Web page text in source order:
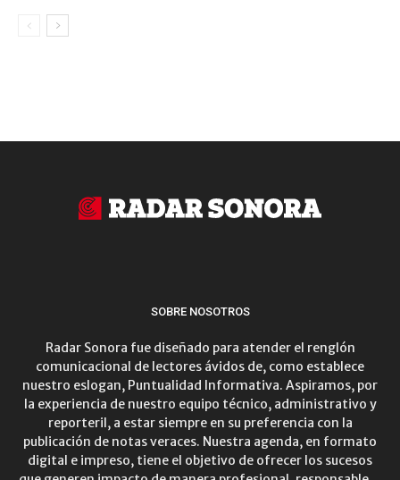
SOBRE NOSOTROS
Radar Sonora fue diseñado para atender el renglón
comunicacional de lectores ávidos de, como establece
nuestro eslogan, Puntualidad Informativa. Aspiramos, por
la experiencia de nuestro equipo técnico, administrativo y
reporteril, a estar siempre en su preferencia con la
publicación de notas veraces. Nuestra agenda, en formato
digital e impreso, tiene el objetivo de ofrecer los sucesos